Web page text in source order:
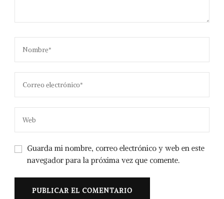
Guarda mi nombre, correo electrónico y web en este
navegador para la próxima vez que comente.